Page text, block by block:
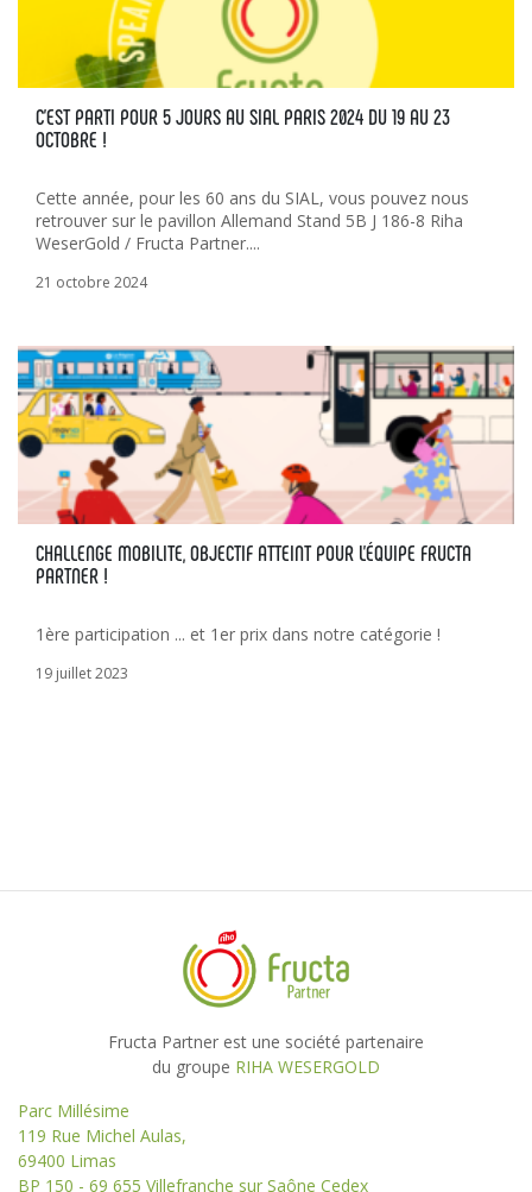
C’EST PARTI POUR 5 JOURS AU SIAL PARIS 2024 DU 19 AU 23
OCTOBRE !
Cette année, pour les 60 ans du SIAL, vous pouvez nous
retrouver sur le pavillon Allemand Stand 5B J 186-8 Riha
WeserGold / Fructa Partner....
21 octobre 2024
CHALLENGE MOBILITE, OBJECTIF ATTEINT POUR L’ÉQUIPE FRUCTA
PARTNER !
1ère participation ... et 1er prix dans notre catégorie !
19 juillet 2023
Fructa Partner est une société partenaire
du groupe RIHA WESERGOLD
Parc Millésime
119 Rue Michel Aulas,
69400 Limas
BP 150 - 69 655 Villefranche sur Saône Cedex